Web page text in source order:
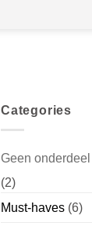
Categories
Geen
(2)
Must-haves (6)